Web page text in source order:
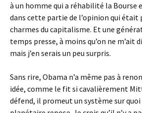
à un homme qui a réhabilité la Bourse
dans cette partie de l’opinion qui
charmes du capitalisme. Et une
temps presse, à moins qu’on ne m’ait
mais j’en serais un peu surpris.
Sans rire, Obama n’a même pas à
idée, comme le fit si cavalièrement
défend, il promeut un système sur